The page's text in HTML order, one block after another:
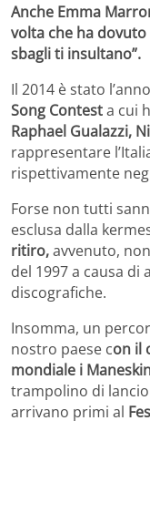
Anche Emma
volta che ha
sbagli ti insultano”.
Il 2014 è stato
Song Contesta cui
Raphael Gualazzi,
rappresentare
rispettivamente
Forse non tutti
esclusa dalla
ritiro,avvenuto,
del 1997 a causa di
discografiche.
Insomma, un
nostro paese con il
mondiale i
trampolino di
arrivano primi al